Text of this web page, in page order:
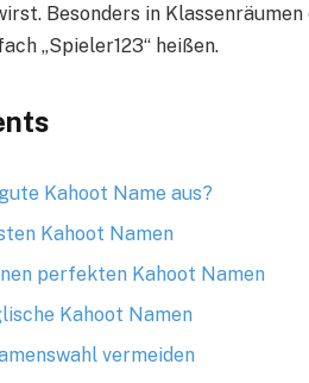
Besonders in
„Spieler123“ heißen.
Kahoot Name aus?
Kahoot Namen
perfekten Kahoot Namen
Kahoot Namen
vermeiden